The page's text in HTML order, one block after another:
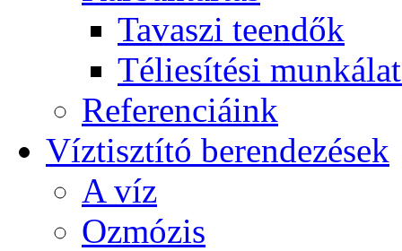
Tavaszi teendők
Téliesítési
Referenciáink
Víztisztító berendezések
A víz
Ozmózis